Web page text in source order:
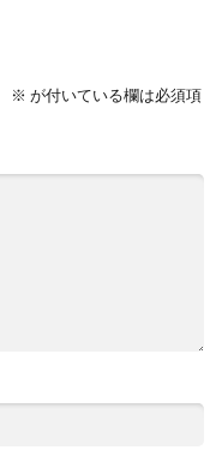
※ が付いている欄は必須項